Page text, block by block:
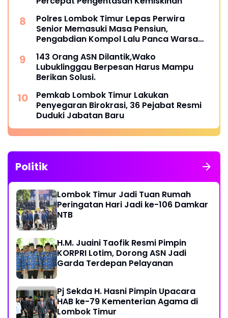
Polres Lombok Timur Lepas Perwira
Senior Memasuki Masa Pensiun,
Pengabdian Kompol Lalu Panca Warsa
143 Orang ASN Dilantik,Wako
Lubuklinggau Berpesan Harus Mampu
Berikan Solusi.
Pemkab Lombok Timur Lakukan
Penyegaran Birokrasi, 36 Pejabat Resmi
Duduki Jabatan Baru
Politik
Lombok Timur Jadi Tuan Rumah
Peringatan Hari Jadi ke-106 Damkar
NTB
H.M. Juaini Taofik Resmi Pimpin
KORPRI Lotim, Dorong ASN Jadi
Garda Terdepan Pelayanan
Pj Sekda H. Hasni Pimpin Upacara
HAB ke-79 Kementerian Agama di
Lombok Timur